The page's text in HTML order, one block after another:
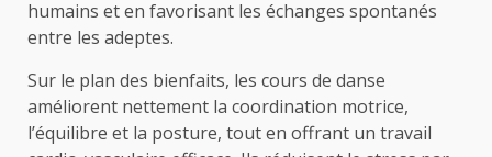
humains et en favorisant les échanges spontanés
entre les adeptes.
Sur le plan des bienfaits, les cours de danse
améliorent nettement la coordination motrice,
l’équilibre et la posture, tout en offrant un travail